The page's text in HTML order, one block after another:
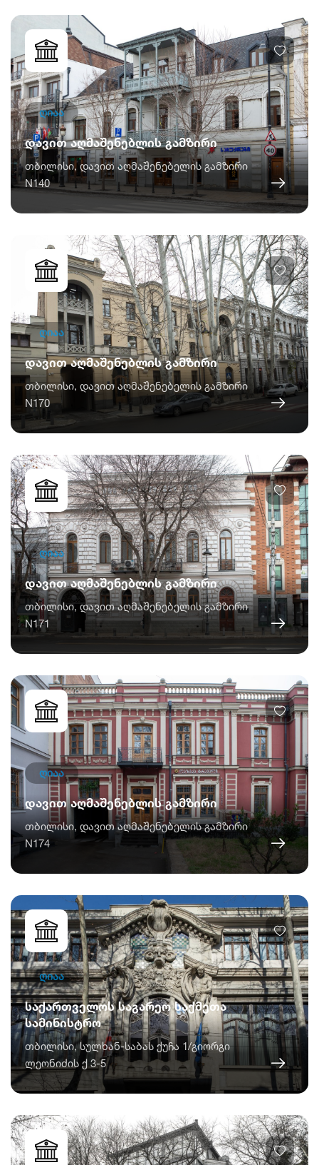
ღიაა
დავით აღმაშენებლის გამზირი
თბილისი, დავით აღმაშენებელის გამზირი
N140
ღიაა
დავით აღმაშენებლის გამზირი
თბილისი, დავით აღმაშენებელის გამზირი
N170
ღიაა
დავით აღმაშენებლის გამზირი
თბილისი, დავით აღმაშენებელის გამზირი
N171
ღიაა
დავით აღმაშენებლის გამზირი
თბილისი, დავით აღმაშენებელის გამზირი
N174
ღიაა
საქართველოს საგარეო საქმეთა
სამინისტრო
თბილისი, სულხან-საბას ქუჩა 1/გიორგი
ლეონიძის ქ 3-5